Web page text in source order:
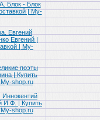
Блок - Блок
| My-
Евгений
Евгений |
| My-
поэты
| Купить
My-shop.ru
Иннокентий
И.Ф. | Купить
My-shop.ru